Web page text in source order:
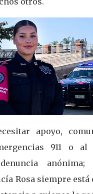
apoyo,
911 o
anónima;
Rosa siempre